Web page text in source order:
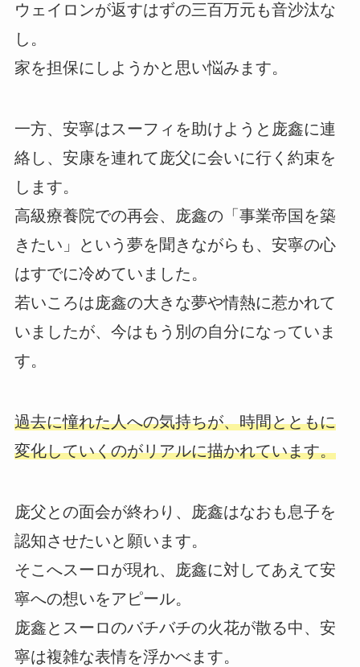
ウェイロンが返すはずの三百万元も音沙汰な
し。
家を担保にしようかと思い悩みます。
一方、安寧はスーフィを助けようと庞鑫に連
絡し、安康を連れて庞父に会いに行く約束を
します。
高級療養院での再会、庞鑫の「事業帝国を築
きたい」という夢を聞きながらも、安寧の心
はすでに冷めていました。
若いころは庞鑫の大きな夢や情熱に惹かれて
いましたが、今はもう別の自分になっていま
す。
過去に憧れた人への気持ちが、時間とともに
変化していくのがリアルに描かれています。
庞父との面会が終わり、庞鑫はなおも息子を
認知させたいと願います。
そこへスーロが現れ、庞鑫に対してあえて安
寧への想いをアピール。
庞鑫とスーロのバチバチの火花が散る中、安
寧は複雑な表情を浮かべます。